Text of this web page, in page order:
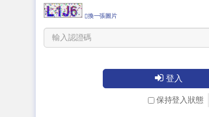
換一張圖片
登入
保持登入狀態